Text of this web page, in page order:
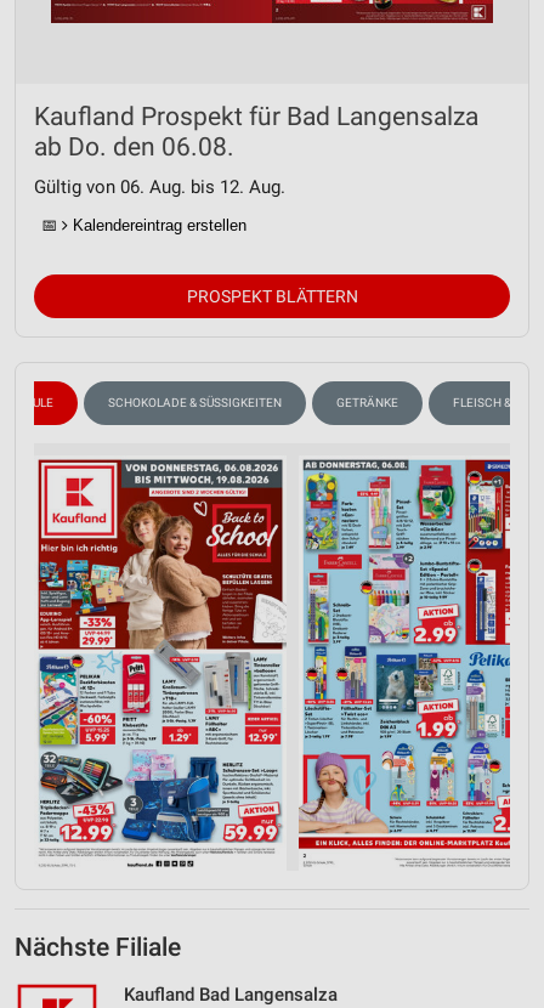
Kaufland Prospekt für Bad Langensalza
ab Do. den 06.08.
Gültig von 06. Aug. bis 12. Aug.
📅 Kalendereintrag erstellen
PROSPEKT BLÄTTERN
SCHULE SCHOKOLADE & SÜSSIGKEITEN GETRÄNKE FLEISCH &
Nächste Filiale
Kaufland Bad Langensalza